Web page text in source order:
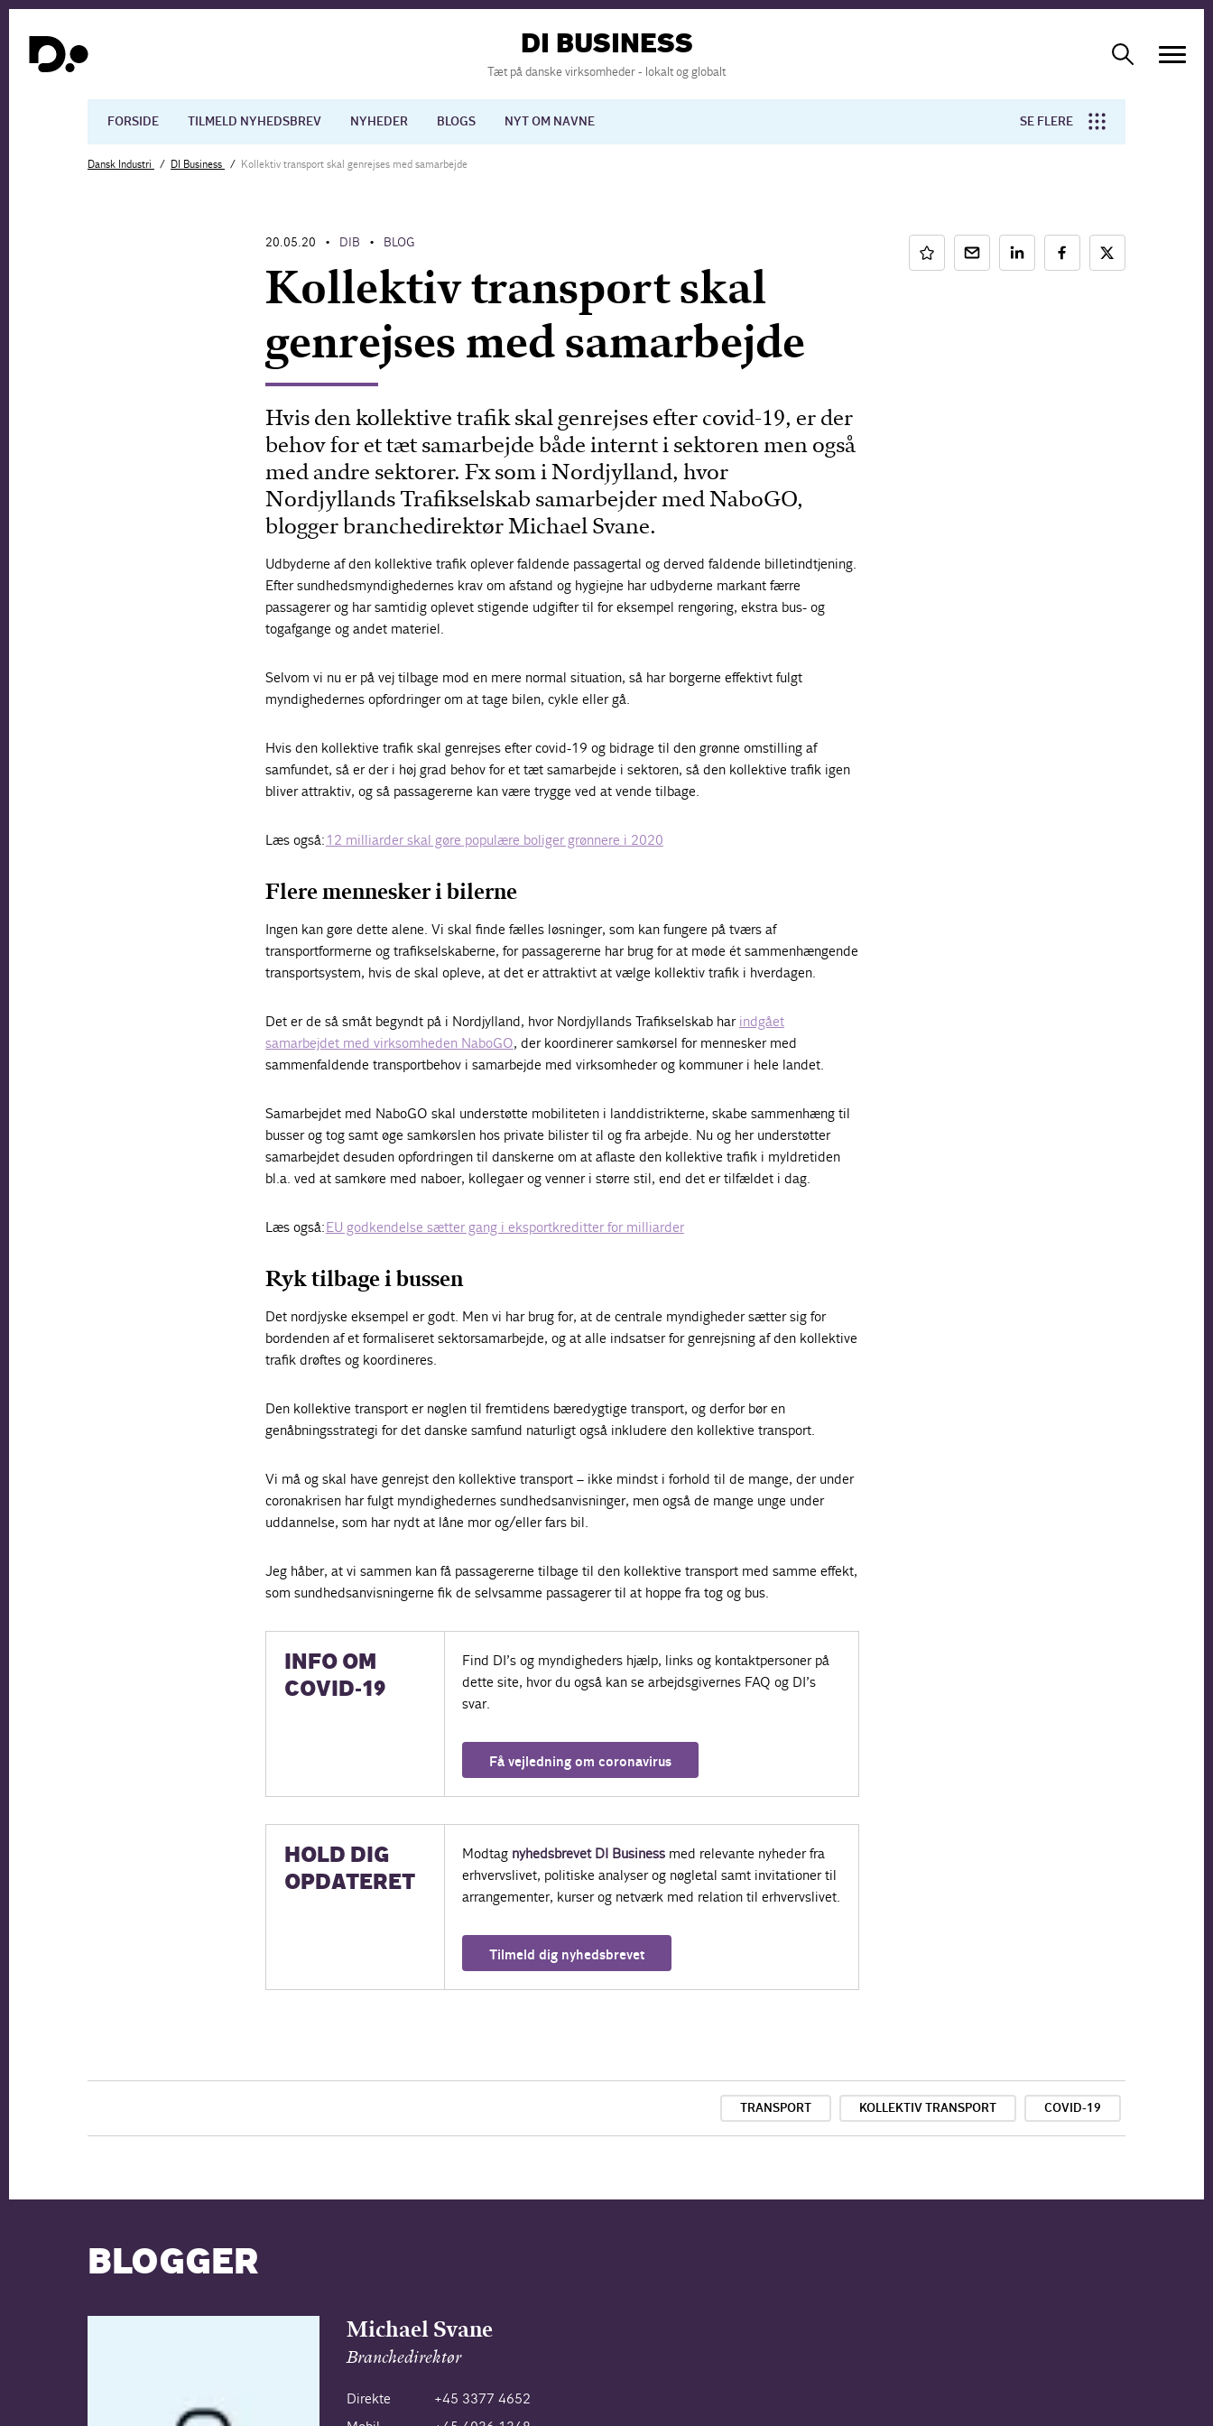
DI BUSINESS
Tæt på danske virksomheder - lokalt og globalt
FORSIDE TILMELD NYHEDSBREV NYHEDER BLOGS NYT OM NAVNE SE FLERE
Forskning
Dansk Industri DI Business Kollektiv transport skal genrejses med samarbejde
20.05.20 • DIB • BLOG
Kollektiv transport skal
genrejses med samarbejde
Hvis den kollektive trafik skal genrejses efter covid-19, er der
behov for et tæt samarbejde både internt i sektoren men også
med andre sektorer. Fx som i Nordjylland, hvor
Nordjyllands Trafikselskab samarbejder med NaboGO,
blogger branchedirektør Michael Svane.
Udbyderne af den kollektive trafik oplever faldende passagertal og derved faldende billetindtjening.
Efter sundhedsmyndighedernes krav om afstand og hygiejne har udbyderne markant færre
passagerer og har samtidig oplevet stigende udgifter til for eksempel rengøring, ekstra bus- og
togafgange og andet materiel.
Selvom vi nu er på vej tilbage mod en mere normal situation, så har borgerne effektivt fulgt
myndighedernes opfordringer om at tage bilen, cykle eller gå.
Hvis den kollektive trafik skal genrejses efter covid-19 og bidrage til den grønne omstilling af
samfundet, så er der i høj grad behov for et tæt samarbejde i sektoren, så den kollektive trafik igen
bliver attraktiv, og så passagererne kan være trygge ved at vende tilbage.
Læs også: 12 milliarder skal gøre populære boliger grønnere i 2020
Flere mennesker i bilerne
Ingen kan gøre dette alene. Vi skal finde fælles løsninger, som kan fungere på tværs af
transportformerne og trafikselskaberne, for passagererne har brug for at møde ét sammenhængende
transportsystem, hvis de skal opleve, at det er attraktivt at vælge kollektiv trafik i hverdagen.
Det er de så småt begyndt på i Nordjylland, hvor Nordjyllands Trafikselskab har indgået
samarbejdet med virksomheden NaboGO, der koordinerer samkørsel for mennesker med
sammenfaldende transportbehov i samarbejde med virksomheder og kommuner i hele landet.
Samarbejdet med NaboGO skal understøtte mobiliteten i landdistrikterne, skabe sammenhæng til
busser og tog samt øge samkørslen hos private bilister til og fra arbejde. Nu og her understøtter
samarbejdet desuden opfordringen til danskerne om at aflaste den kollektive trafik i myldretiden
bl.a. ved at samkøre med naboer, kollegaer og venner i større stil, end det er tilfældet i dag.
Læs også:EU godkendelse sætter gang i eksportkreditter for milliarder
Ryk tilbage i bussen
Det nordjyske eksempel er godt. Men vi har brug for, at de centrale myndigheder sætter sig for
bordenden af et formaliseret sektorsamarbejde, og at alle indsatser for genrejsning af den kollektive
trafik drøftes og koordineres.
Den kollektive transport er nøglen til fremtidens bæredygtige transport, og derfor bør en
genåbningsstrategi for det danske samfund naturligt også inkludere den kollektive transport.
Vi må og skal have genrejst den kollektive transport – ikke mindst i forhold til de mange, der under
coronakrisen har fulgt myndighedernes sundhedsanvisninger, men også de mange unge under
uddannelse, som har nydt at låne mor og/eller fars bil.
Jeg håber, at vi sammen kan få passagererne tilbage til den kollektive transport med samme effekt,
som sundhedsanvisningerne fik de selvsamme passagerer til at hoppe fra tog og bus.
INFO OM
COVID-19
Find DI’s og myndigheders hjælp, links og kontaktpersoner på
dette site, hvor du også kan se arbejdsgivernes FAQ og DI’s
svar.
Få vejledning om coronavirus
HOLD DIG
OPDATERET
Modtag nyhedsbrevet DI Businessmed relevante nyheder fra
erhvervslivet, politiske analyser og nøgletal samt invitationer til
arrangementer, kurser og netværk med relation til erhvervslivet.
Tilmeld dig nyhedsbrevet
TRANSPORT KOLLEKTIV TRANSPORT COVID-19
BLOGGER
Michael Svane
Branchedirektør
Direkte
+45 3377 4652